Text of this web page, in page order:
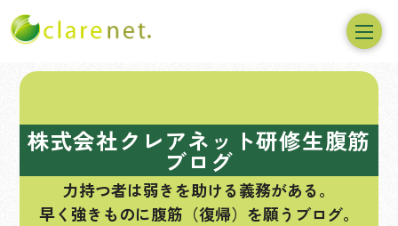
株式会社クレアネット研修生腹筋
ブログ
力持つ者は弱きを助ける義務がある。
早く強きものに腹筋（復帰）を願うブログ。